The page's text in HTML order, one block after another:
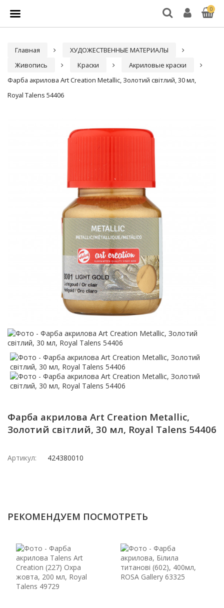
0
Главная
ХУДОЖЕСТВЕННЫЕ МАТЕРИАЛЫ
Живопись
Краски
Акриловые краски
Фарба акрилова Art Creation Metallic, Золотий світлий, 30 мл,
Royal Talens 54406
Фарба акрилова Art Creation Metallic,
Золотий світлий, 30 мл, Royal Talens 54406
Артикул: 424380010
РЕКОМЕНДУЕМ ПОСМОТРЕТЬ